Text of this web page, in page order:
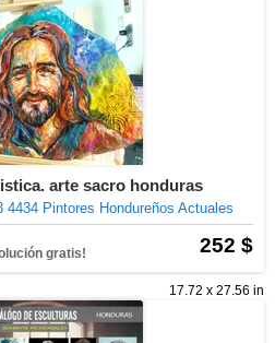
arte sacro honduras
Pintores Hondureños Actuales
252 $
gratis!
17.72 x 27.56 in